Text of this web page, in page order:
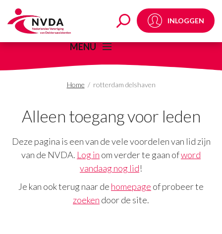
rotterdam delshaven
INLOGGEN
MENU
Home / rotterdam delshaven
Alleen toegang voor leden
Deze pagina is een van de vele voordelen van lid zijn
van de NVDA. Log in om verder te gaan ofword
vandaag nog lid!
Je kan ook terug naar de homepage of probeer te
zoeken door de site.